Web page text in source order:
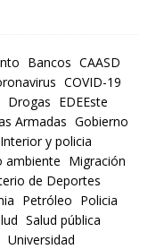
Bancos CAASD
COVID-19
Drogas EDEEste
Armadas Gobierno
Interior y policia
ambiente Migración
de Deportes
Petróleo Policia
Salud pública
Universidad